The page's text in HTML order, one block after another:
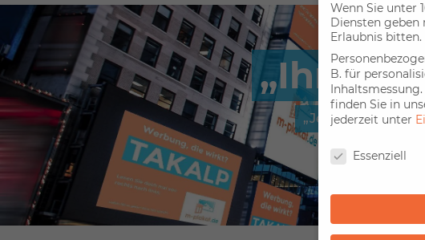
Ihr
Jetzt
Wenn Sie unter
Diensten geben
Erlaubnis bitten.
B. für
Inhaltsmessung.
finden Sie in
jederzeit unter
Essenziell